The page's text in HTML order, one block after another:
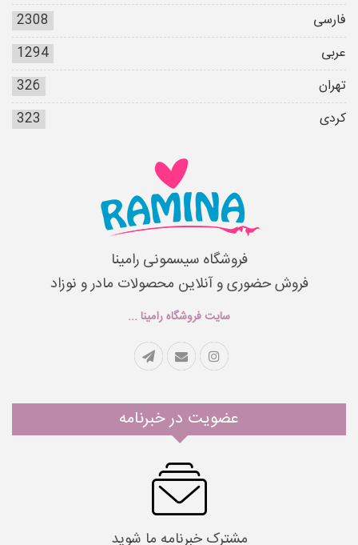
فارسی
2308
عربی
1294
تهران
326
کردی
323
فروشگاه سیسمونی رامینا
فروش حضوری و آنلاین محصولات مادر و نوزاد
سایت فروشگاه رامینا ...
عضویت در خبرنامه
مشترک خبرنامه ما شوید